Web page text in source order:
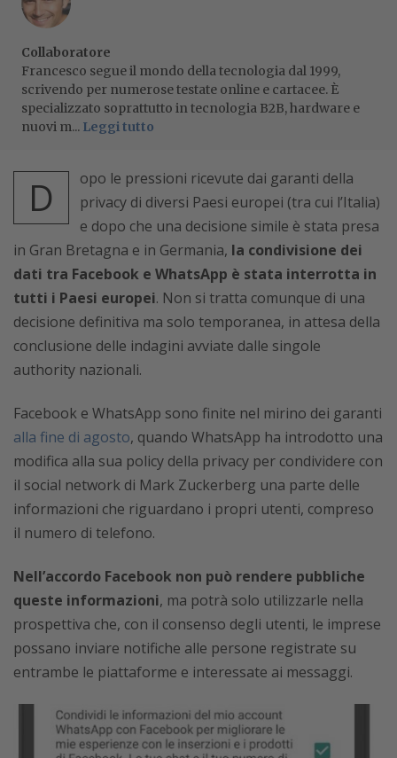
Collaboratore
Francesco segue il mondo della tecnologia dal 1999,
scrivendo per numerose testate online e cartacee. È
specializzato soprattutto in tecnologia B2B, hardware e
nuovi m... Leggi tutto
D
opo le pressioni ricevute dai garanti della
privacy di diversi Paesi europei (tra cui l’Italia)
e dopo che una decisione simile è stata presa
in Gran Bretagna e in Germania, la condivisione dei
dati tra Facebook e WhatsApp è stata interrotta in
tutti i Paesi europei. Non si tratta comunque di una
decisione definitiva ma solo temporanea, in attesa della
conclusione delle indagini avviate dalle singole
authority nazionali.
Facebook e WhatsApp sono finite nel mirino dei garanti
alla fine di agosto, quando WhatsApp ha introdotto una
modifica alla sua policy della privacy per condividere con
il social network di Mark Zuckerberg una parte delle
informazioni che riguardano i propri utenti, compreso
il numero di telefono.
Nell’accordo Facebook non può rendere pubbliche
queste informazioni, ma potrà solo utilizzarle nella
prospettiva che, con il consenso degli utenti, le imprese
possano inviare notifiche alle persone registrate su
entrambe le piattaforme e interessate ai messaggi.